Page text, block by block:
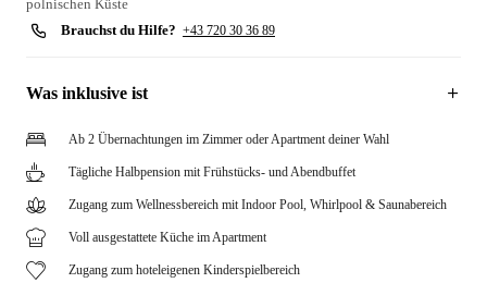
polnischen Küste
Brauchst du Hilfe? +43 720 30 36 89
Was inklusive ist
Ab 2 Übernachtungen im Zimmer oder Apartment deiner Wahl
Tägliche Halbpension mit Frühstücks- und Abendbuffet
Zugang zum Wellnessbereich mit Indoor Pool, Whirlpool & Saunabereich
Voll ausgestattete Küche im Apartment
Zugang zum hoteleigenen Kinderspielbereich